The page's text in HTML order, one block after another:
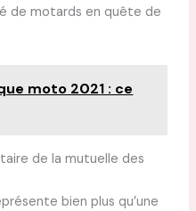
de motards en quête de
moto 2021 : ce
de la mutuelle des
bien plus qu’une